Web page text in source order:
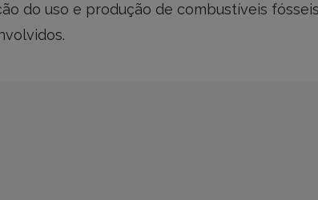
do uso e produção de combustíveis